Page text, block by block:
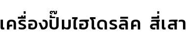
รื่องปั๊มไฮโดรลิค สี่เสา